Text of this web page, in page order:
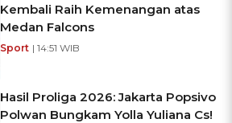
Kembali Raih Kemenangan atas
Medan Falcons
Sport | 14:51 WIB
Hasil Proliga 2026: Jakarta Popsivo
Polwan Bungkam Yolla Yuliana Cs!